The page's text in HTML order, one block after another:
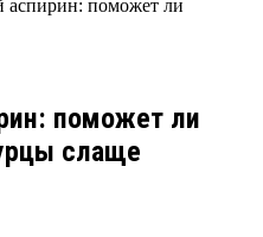
аспирин: поможет ли
поможет ли
слаще